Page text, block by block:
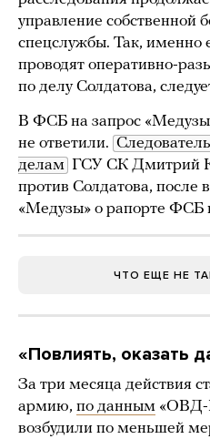
управление собственной
спецслужбы. Так, именно
проводят оперативно-
по делу Солдатова,
В ФСБ на запрос
не ответили.
делам ГСУ СК Дмитрий
против Солдатова, после
«Медузы» о рапорте ФСБ
ЧТО ЕЩЕ НЕ
«Повлиять, оказать
За три месяца действия
армию, по данным «ОВД-
возбудили по меньшей